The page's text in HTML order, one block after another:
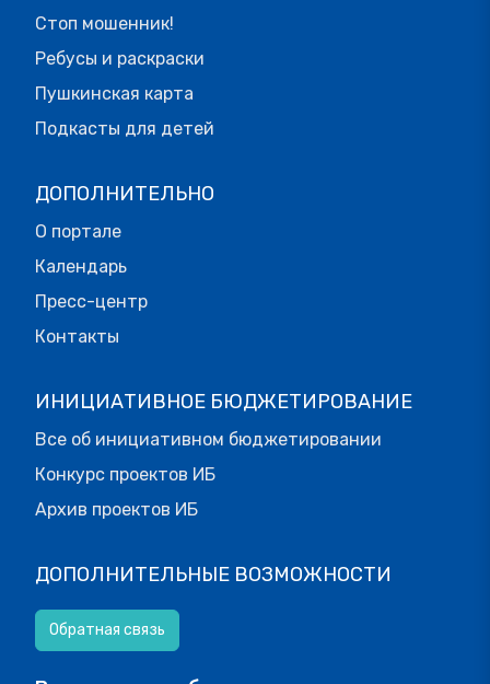
Стоп мошенник!
Ребусы и раскраски
Пушкинская карта
Подкасты для детей
ДОПОЛНИТЕЛЬНО
О портале
Календарь
Пресс-центр
Контакты
ИНИЦИАТИВНОЕ БЮДЖЕТИРОВАНИЕ
Все об инициативном бюджетировании
Конкурс проектов ИБ
Архив проектов ИБ
ДОПОЛНИТЕЛЬНЫЕ ВОЗМОЖНОСТИ
Обратная связь